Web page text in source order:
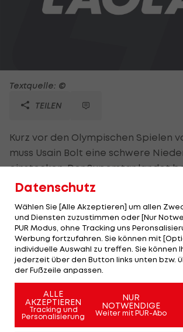
Textquelle: ©
TEILEN
Kurz vor den Olympischen Spielen
muss Usain Bolt eine schwere
einstecken. Der Superstar landet
jamaikanischen Trials über die 100
der im Vorjahr bereits den
gewinnen konnte. Der 22-Jährige
Ziellinie in einer Zeit von 9,75
9,86, Asafa Powell, der Dritter wird,
zwei Hundertstel-Sekunden
Mehr zum Thema
Datenschutz
Wählen Sie [Alle Akzeptieren] um allen
und Diensten zuzustimmen oder [Nur
PUR Modus, ohne Tracking uns
Werbung fortzufahren. Sie können mit
individuelle Auswahl zu treffen. Sie können
jederzeit über den Button links unten bzw.
der Fußzeile anpassen.
ALLE
AKZEPTIEREN
Tracking und
Personalisierung
NUR
NOTWENDIGE
Weiter mit PUR-Abo